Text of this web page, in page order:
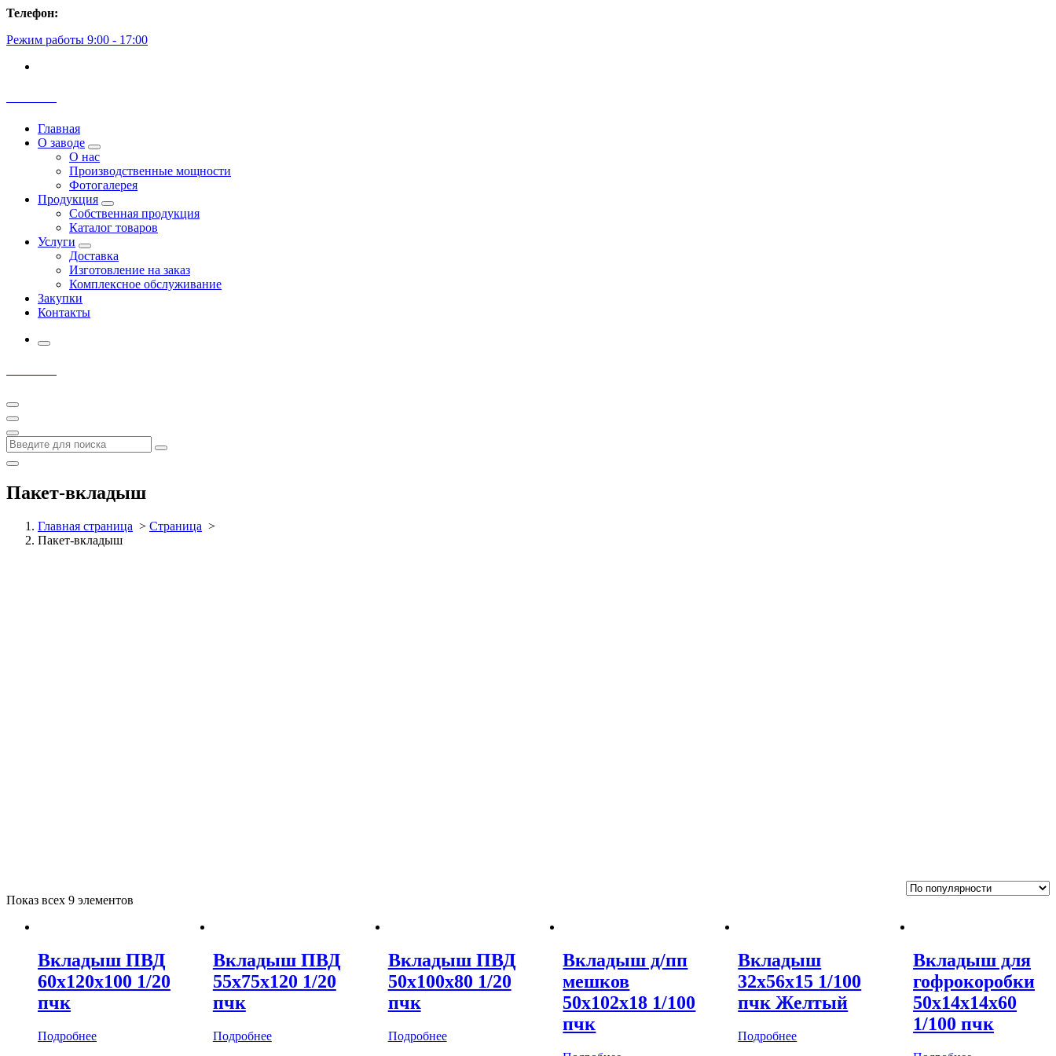
Перейти
содержимому
Телефон:
Режим работы 9:00 - 17:00
Главная
О заводе
О нас
Производственные мощности
Фотогалерея
Продукция
Собственная продукция
Каталог товаров
Услуги
Доставка
Изготовление на заказ
Комплексное обслуживание
Закупки
Контакты
Пакет-вкладыш
Главная страница > Страница >
Пакет-вкладыш
Показ всех 9 элементов
Вкладыш ПВД
60х120х100 1/20
пчк
Подробнее
Вкладыш ПВД
55х75х120 1/20
пчк
Подробнее
Вкладыш ПВД
50х100х80 1/20
пчк
Подробнее
Вкладыш д/пп
мешков
50х102х18 1/100
пчк
Вкладыш
32х56х15 1/100
пчк Желтый
Подробнее
Вкладыш для
гофрокоробки
50х14х14х60
1/100 пчк